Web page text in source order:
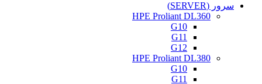
سرور (SERVER)
HPE Proliant DL360
G10
G11
G12
HPE Proliant DL380
G10
G11